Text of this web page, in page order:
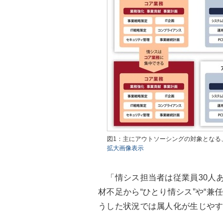
図1：主にアウトソーシングの対象とな
拡大画像表示
「情シス担当者は従業員30人
材不足から“ひとり情シス”や“兼
うした状況では属人化が生じや